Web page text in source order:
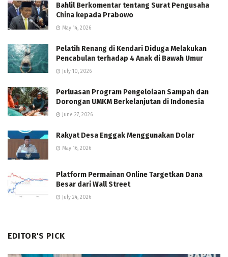
Bahlil Berkomentar tentang Surat Pengusaha
China kepada Prabowo
May 14, 2026
Pelatih Renang di Kendari Diduga Melakukan
Pencabulan terhadap 4 Anak di Bawah Umur
July 10, 2026
Perluasan Program Pengelolaan Sampah dan
Dorongan UMKM Berkelanjutan di Indonesia
June 27, 2026
Rakyat Desa Enggak Menggunakan Dolar
May 16, 2026
Platform Permainan Online Targetkan Dana
Besar dari Wall Street
July 24, 2026
EDITOR'S PICK